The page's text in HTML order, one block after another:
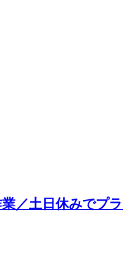
／土日休みでプ